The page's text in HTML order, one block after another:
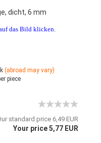
dicht, 6 mm
das Bild klicken.
(abroad may vary)
piece
standard price 6,49 EUR
Your price 5,77 EUR